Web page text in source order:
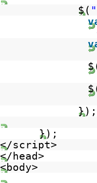
$(
});
});
</script>
</head>
<body>